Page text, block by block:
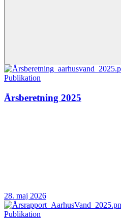
Publikation
Årsberetning 2025
28. maj 2026
Publikation